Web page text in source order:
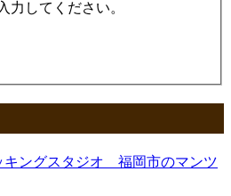
してください。